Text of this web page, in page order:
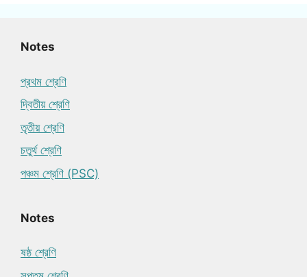
Notes
প্রথম শ্রেণি
দ্বিতীয় শ্রেণি
তৃতীয় শ্রেণি
চতুর্থ শ্রেণি
পঞ্চম শ্রেণি (PSC)
Notes
ষষ্ঠ শ্রেণি